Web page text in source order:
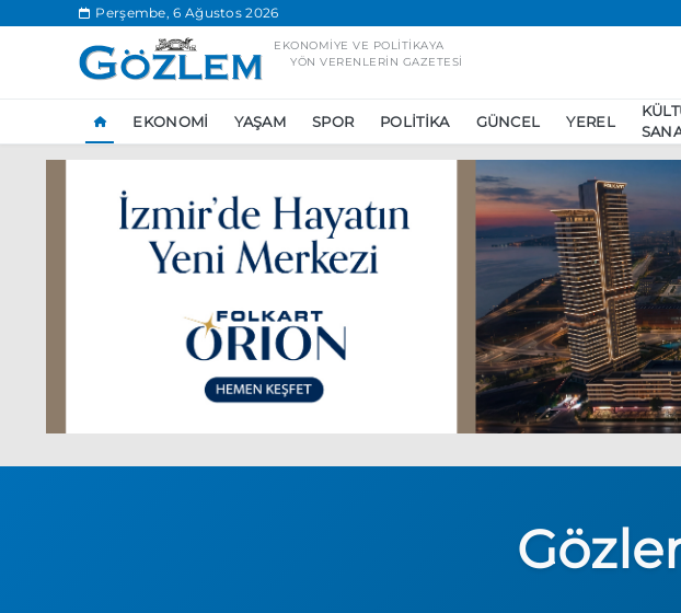
Perşembe, 6 Ağustos 2026
EKONOMIYE VE POLITIKAYA
YÖN VERENLERIN GAZETESI
EKONOMI YAŞAM SPOR POLITIKA GÜNCEL YEREL
Ankara’da eylem yasağı
Ünlü çift bir etkinliğe daha katılmama